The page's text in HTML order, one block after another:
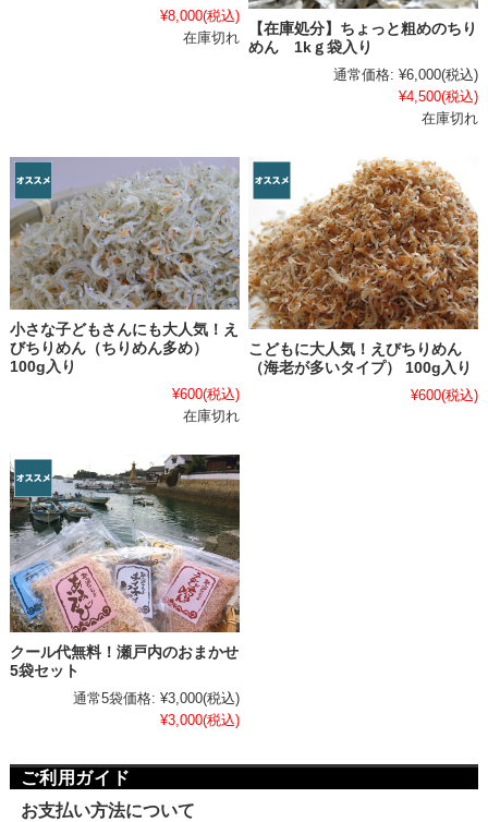
¥8,000(税込)
在庫切れ
【在庫処分】ちょっと粗めのちり
めん 1kｇ袋入り
通常価格: ¥6,000(税込)
¥4,500(税込)
在庫切れ
小さな子どもさんにも大人気！え
びちりめん（ちりめん多め）
100g入り
¥600(税込)
在庫切れ
こどもに大人気！えびちりめん
（海老が多いタイプ） 100g入り
¥600(税込)
クール代無料！瀬戸内のおまかせ
5袋セット
通常5袋価格: ¥3,000(税込)
¥3,000(税込)
ご利用ガイド
お支払い方法について